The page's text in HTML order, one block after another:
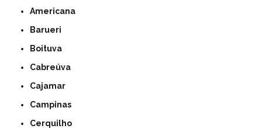
Americana
Barueri
Boituva
Cabreúva
Cajamar
Campinas
Cerquilho